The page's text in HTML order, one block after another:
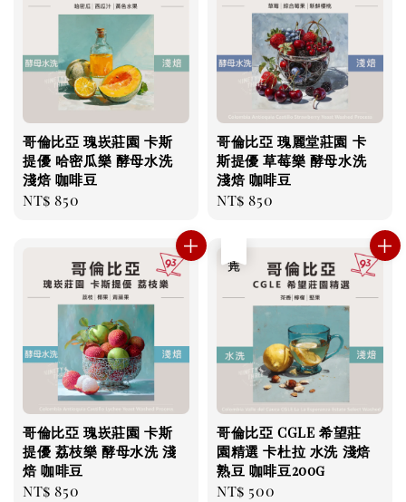
哥倫比亞 瑰崁莊園 卡斯
提優 哈密瓜樂 酵母水洗
淺焙 咖啡豆
Regular
NT$ 850
哥倫比亞 瑰麗堂莊園 卡
斯提優 草莓樂 酵母水洗
淺焙 咖啡豆
Regular
NT$ 850
哥倫比亞 瑰崁莊園 卡斯
提優 荔枝樂 酵母水洗 淺
焙 咖啡豆
Regular
NT$ 850
哥倫比亞 CGLE 希望莊
園精選 卡杜拉 水洗 淺焙
熟豆 咖啡豆200g
Regular
NT$ 500